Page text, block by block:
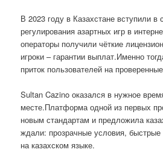
В 2023 году в Казахстане вступили в
регулирования азартных игр в
операторы получили чёткие
игроки – гарантии выплат.Именно
приток пользователей на
Sultan Cazino оказался в нужное
месте.Платформа одной из первых
новым стандартам и предложила
ждали: прозрачные условия,
на казахском языке.